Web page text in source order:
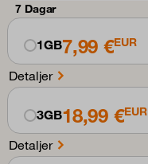
7 Dagar
1GB7,99 €EUR
Detaljer
3GB18,99 €EUR
Detaljer